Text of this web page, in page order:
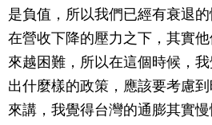
是負值，所以我們已經有衰退
在營收下降的壓力之下，其實
來越困難，所以在這個時候，
出什麼樣的政策，應該要考慮
來講，我覺得台灣的通膨其實